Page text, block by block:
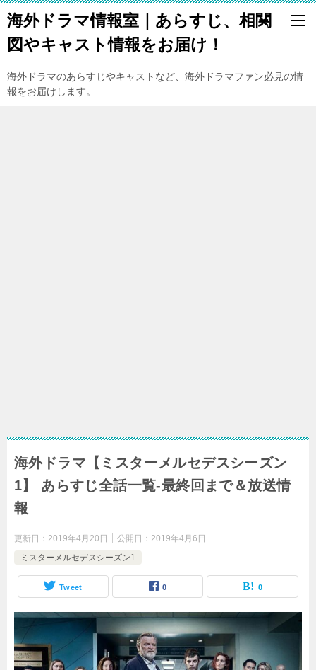
海外ドラマ情報室｜あらすじ、相関
図やキャスト情報をお届け！
海外ドラマのあらすじやキャストなど、海外ドラマファン必見の情
報をお届けします。
海外ドラマ【ミスターメルセデスシーズン
1】 あらすじ全話一覧-最終回まで＆放送情
報
更新日： 2019年4月20日 公開日： 2019年4月6日
ミスターメルセデスシーズン1
Tweet 0 0